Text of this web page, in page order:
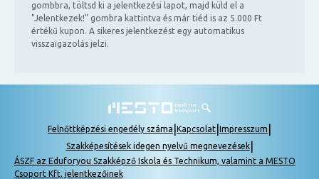
gombbra, töltsd ki a jelentkezési lapot, majd küld el a
"Jelentkezek!" gombra kattintva és már tiéd is az 5.000 Ft
értékű kupon. A sikeres jelentkezést egy automatikus
visszaigazolás jelzi.
Felnőttképzési engedély száma Kapcsolat Impresszum
Szakképesítések idegen nyelvű megnevezések|
ÁSZF az Eduforyou Szakképző Iskola és Technikum, valamint a MESTO
Csoport Kft. jelentkezőinek